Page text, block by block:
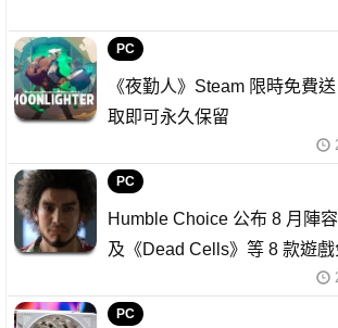
PC
《夜勤人》Steam 限時免費
取即可永久保留
PC
Humble Choice 公布 8 月陣
及《Dead Cells》等 8 款遊戲
PC